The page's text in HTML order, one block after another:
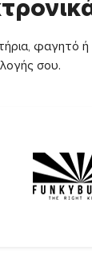
φαγητό ή
σου.